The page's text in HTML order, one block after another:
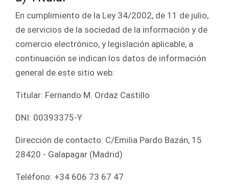
En cumplimiento de la Ley 34/2002, de 11 de julio,
de servicios de la sociedad de la información y de
comercio electrónico, y legislación aplicable, a
continuación se indican los datos de información
general de este sitio web:
Titular: Fernando M. Ordaz Castillo
DNI: 00393375-Y
Dirección de contacto: C/Emilia Pardo Bazán, 15
28420 - Galapagar (Madrid)
Teléfono: +34 606 73 67 47